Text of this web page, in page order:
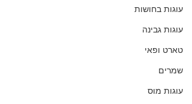
עוגות בחושות
עוגות גבינה
טארט ופאי
שמרים
עוגות מוס